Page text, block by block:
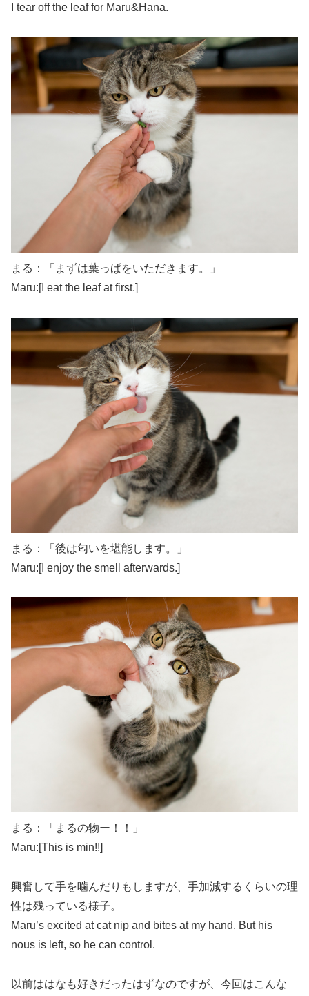
I tear off the leaf for Maru&Hana.
まる：「まずは葉っぱをいただきます。」
Maru:[I eat the leaf at first.]
まる：「後は匂いを堪能します。」
Maru:[I enjoy the smell afterwards.]
まる：「まるの物ー！！」
Maru:[This is min!!]
興奮して手を噛んだりもしますが、手加減するくらいの理
性は残っている様子。
Maru’s excited at cat nip and bites at my hand. But his
nous is left, so he can control.
以前ははなも好きだったはずなのですが、今回はこんな